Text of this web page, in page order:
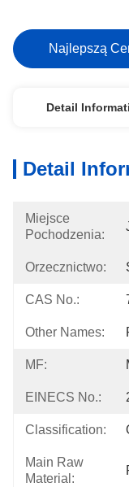
Najlepszą
Detail
Detail
Miejsce
Pochodzenia:
Orzecznictwo:
CAS No.:
Other Names:
MF:
EINECS No.:
Classification:
Main Raw
Material: